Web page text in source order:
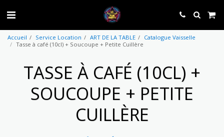
Accueil Service Location ART DE LA TABLE
Catalogue Vaisselle
Tasse à café (10cl) + Soucoupe + Petite Cuillère
TASSE À CAFÉ (10CL) +
SOUCOUPE + PETITE
CUILLÈRE